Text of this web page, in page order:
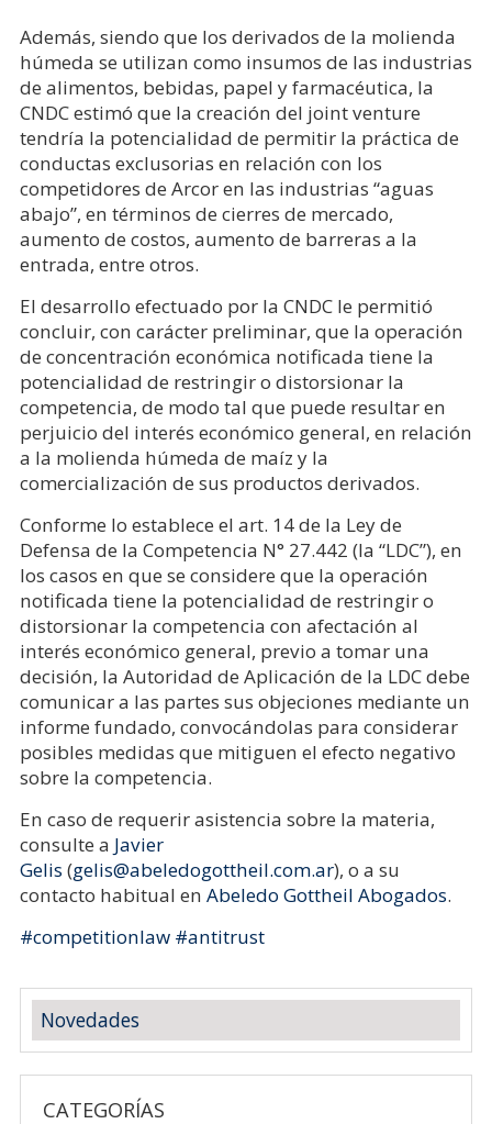
Además, siendo que los derivados de la molienda
húmeda se utilizan como insumos de las industrias
de alimentos, bebidas, papel y farmacéutica, la
CNDC estimó que la creación del joint venture
tendría la potencialidad de permitir la práctica de
conductas exclusorias en relación con los
competidores de Arcor en las industrias “aguas
abajo”, en términos de cierres de mercado,
aumento de costos, aumento de barreras a la
entrada, entre otros.
El desarrollo efectuado por la CNDC le permitió
concluir, con carácter preliminar, que la operación
de concentración económica notificada tiene la
potencialidad de restringir o distorsionar la
competencia, de modo tal que puede resultar en
perjuicio del interés económico general, en relación
a la molienda húmeda de maíz y la
comercialización de sus productos derivados.
Conforme lo establece el art. 14 de la Ley de
Defensa de la Competencia N° 27.442 (la “LDC”), en
los casos en que se considere que la operación
notificada tiene la potencialidad de restringir o
distorsionar la competencia con afectación al
interés económico general, previo a tomar una
decisión, la Autoridad de Aplicación de la LDC debe
comunicar a las partes sus objeciones mediante un
informe fundado, convocándolas para considerar
posibles medidas que mitiguen el efecto negativo
sobre la competencia.
En caso de requerir asistencia sobre la materia,
consulte a Javier
Gelis (gelis@abeledogottheil.com.ar), o a su
contacto habitual en Abeledo Gottheil Abogados.
#competitionlaw#antitrust
Novedades
CATEGORÍAS